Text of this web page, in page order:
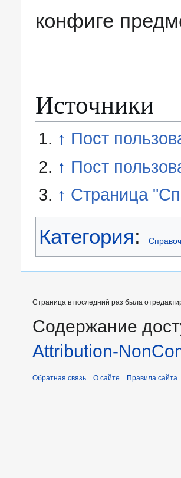
конфиге
Источники
↑ Пост
↑ Пост
↑ Страница
Категория:
Страница в последний раз была
Содержание
Attribution-
Обратная связь О сайте Правила сайта